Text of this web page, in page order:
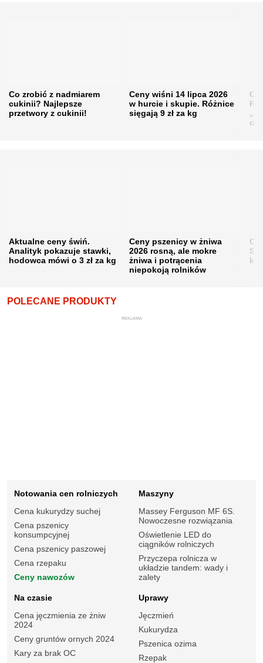
Co zrobić z nadmiarem
cukinii? Najlepsze
przetwory z cukinii!
Ceny wiśni 14 lipca 2026
w hurcie i skupie. Różnice
sięgają 9 zł za kg
Aktualne ceny świń.
Analityk pokazuje stawki,
hodowca mówi o 3 zł za kg
Ceny pszenicy w żniwa
2026 rosną, ale mokre
żniwa i potrącenia
niepokoją rolników
POLECANE PRODUKTY
REKLAMA
Notowania cen rolniczych
Cena kukurydzy suchej
Cena pszenicy
konsumpcyjnej
Cena pszenicy paszowej
Cena rzepaku
Ceny nawozów
Maszyny
Massey Ferguson MF 6S.
Nowoczesne rozwiązania
Oświetlenie LED do
ciągników rolniczych
Przyczepa rolnicza w
układzie tandem: wady i
zalety
Na czasie
Cena jęczmienia ze żniw
2024
Ceny gruntów ornych 2024
Kary za brak OC
Uprawy
Jęczmień
Kukurydza
Pszenica ozima
Rzepak